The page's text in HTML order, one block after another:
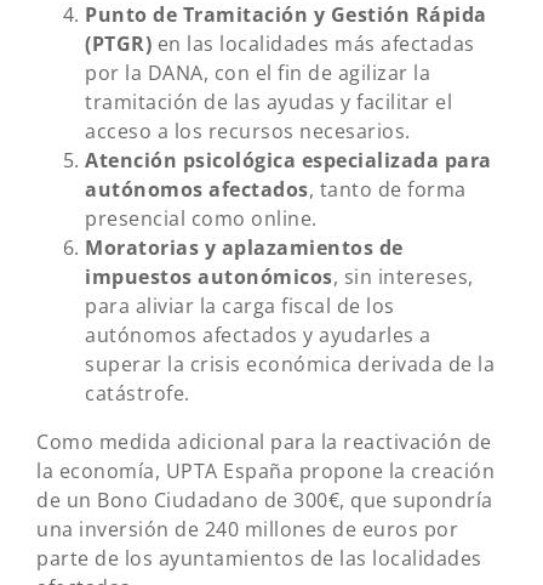
Punto de Tramitación y Gestión Rápida
(PTGR) en las localidades más afectadas
por la DANA, con el fin de agilizar la
tramitación de las ayudas y facilitar el
acceso a los recursos necesarios.
Atención psicológica especializada para
autónomos afectados, tanto de forma
presencial como online.
Moratorias y aplazamientos de
impuestos autonómicos, sin intereses,
para aliviar la carga fiscal de los
autónomos afectados y ayudarles a
superar la crisis económica derivada de la
catástrofe.
Como medida adicional para la reactivación de
la economía, UPTA España propone la creación
de un Bono Ciudadano de 300€, que supondría
una inversión de 240 millones de euros por
parte de los ayuntamientos de las localidades